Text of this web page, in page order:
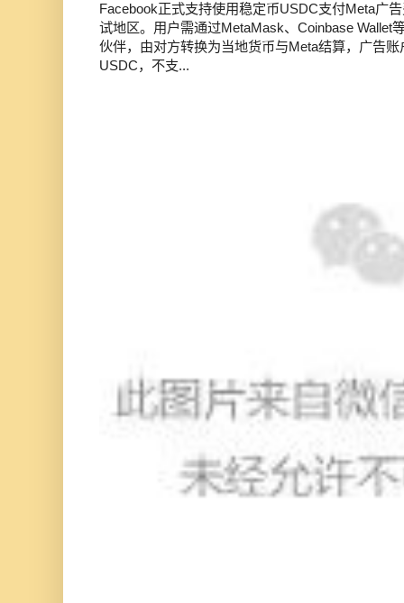
Facebook正式支持使用稳定币USDC支付Meta广
试地区。用户需通过MetaMask、Coinbase Wallet
伙伴，由对方转换为当地货币与Meta结算，广告
USDC，不支...